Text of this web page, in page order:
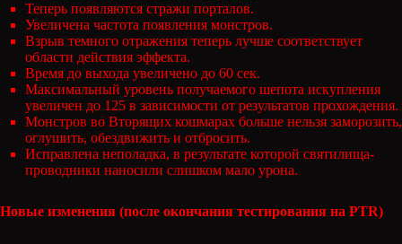
Теперь появляются стражи порталов.
Увеличена частота появления монстров.
Взрыв темного отражения теперь лучше соответствует
области действия эффекта.
Время до выхода увеличено до 60 сек.
Максимальный уровень получаемого шепота искупления
увеличен до 125 в зависимости от результатов прохождения.
Монстров во Вторящих кошмарах больше нельзя заморозить,
оглушить, обездвижить и отбросить.
Исправлена неполадка, в результате которой святилища-
проводники наносили слишком мало урона.
Новые изменения (после окончания тестирования на PTR)